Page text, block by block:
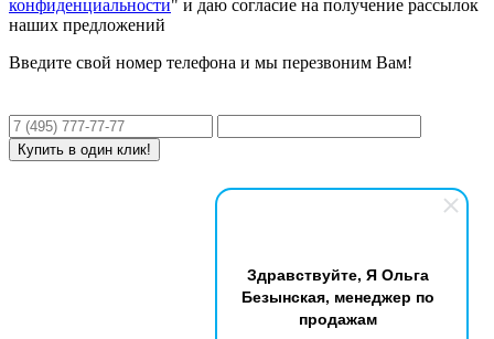
Здравствуйте, Я Ольга
Безынская, менеджер по
продажам
конфиденциальности" и даю согласие на получение рассылок
наших предложений
Введите свой номер телефона и мы перезвоним Вам!